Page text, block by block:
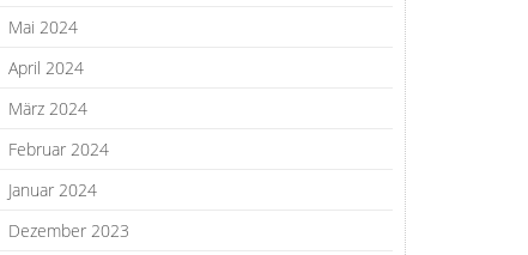
Mai 2024
April 2024
März 2024
Februar 2024
Januar 2024
Dezember 2023